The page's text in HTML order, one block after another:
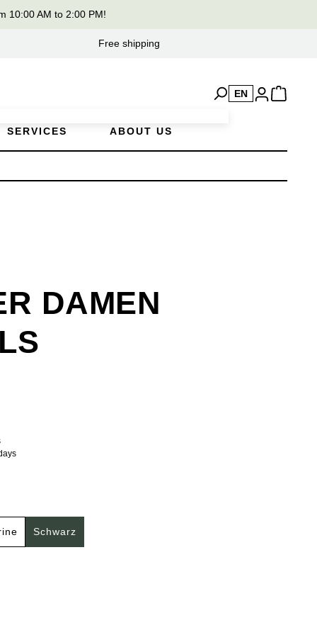
10:00 AM to 2:00 PM!
Free shipping
EN
SERVICES ABOUT US
DAMEN
Schwarz
option is currently unavailable.)